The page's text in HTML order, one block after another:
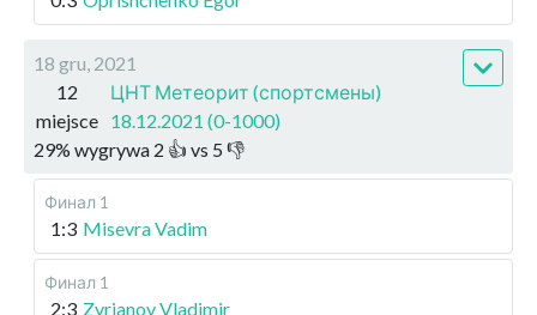
18 gru, 2021
12
miejsce
ЦНТ Метеорит (спортсмены)
18.12.2021 (0-1000)
29% wygrywa 2 👍 vs 5 👎
Финал 1
1:3 Misevra Vadim
Финал 1
2:3 Zyrianov Vladimir